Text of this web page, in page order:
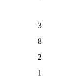
3
8
2
1